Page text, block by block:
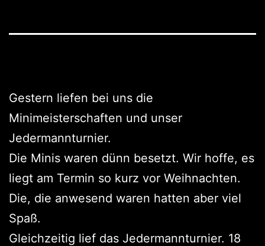
Gestern liefen bei uns die
Minimeisterschaften und unser
Jedermannturnier.
Die Minis waren dünn besetzt. Wir hoffe, es
liegt am Termin so kurz vor Weihnachten.
Die, die anwesend waren hatten aber viel
Spaß.
Gleichzeitig lief das Jedermannturnier. 18